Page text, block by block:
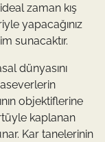
zaman kış
yapacağınız
sunacaktır.
dünyasını
objektiflerine
kaplanan
Kar tanelerinin